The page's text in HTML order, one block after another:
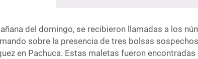
del domingo, se recibieron llamadas a los
sobre la presencia de tres bolsas
en Pachuca. Estas maletas fueron